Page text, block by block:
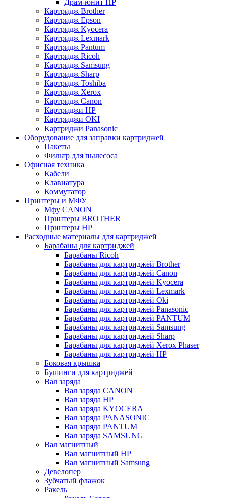
Драм-юнит НР
Картридж Brother
Картридж Epson
Картридж Kyocera
Картридж Lexmark
Картридж Pantum
Картридж Ricoh
Картридж Samsung
Картридж Sharp
Картридж Toshiba
Картридж Xerox
Картридж Сanon
Картриджи HP
Картриджи OKI
Картриджи Panasonic
Оборудование для заправки картриджей
Пакеты
Фильтр для пылесоса
Офисная техника
Кабели
Клавиатура
Коммутатор
Принтеры и МФУ
Мфу CANON
Принтеры BROTHER
Принтеры HP
Расходные материалы для картриджей
Барабаны для картриджей
Барабаны Ricoh
Барабаны для картриджей Brother
Барабаны для картриджей Canon
Барабаны для картриджей Kyocera
Барабаны для картриджей Lexmark
Барабаны для картриджей Oki
Барабаны для картриджей Panasonic
Барабаны для картриджей PANTUM
Барабаны для картриджей Samsung
Барабаны для картриджей Sharp
Барабаны для картриджей Xerox Phaser
Барабаны для картриджей НР
Боковая крышка
Бушинги для картриджей
Вал заряда
Вал заряда CANON
Вал заряда HP
Вал заряда KYOCERA
Вал заряда PANASONIC
Вал заряда PANTUM
Вал заряда SAMSUNG
Вал магнитный
Вал магнитный HP
Вал магнитный Samsung
Девелопер
Зубчатый флажок
Ракель